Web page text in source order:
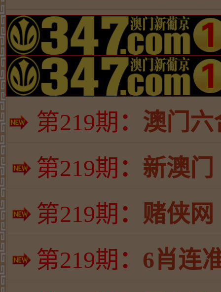
第219期 ： 澳门六
第219期 ： 新澳门
第219期 ： 赌侠网
第219期 ： 6肖连